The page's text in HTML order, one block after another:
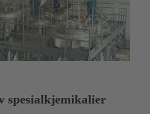
spesialkjemikalier